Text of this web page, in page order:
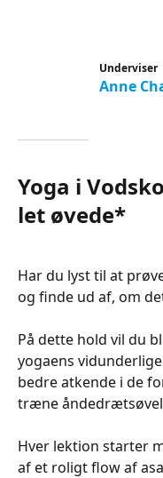
Underviser
Anne
Yoga i
let øvede*
Har du lyst til at
og finde ud af, om
På dette hold vil du
yogaens
bedre atkende i de
træne
Hver lektion starter
af et roligt flow af